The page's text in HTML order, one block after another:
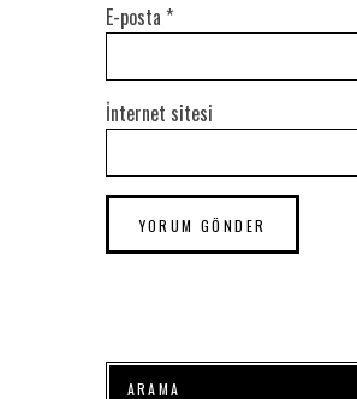
E-posta *
İnternet sitesi